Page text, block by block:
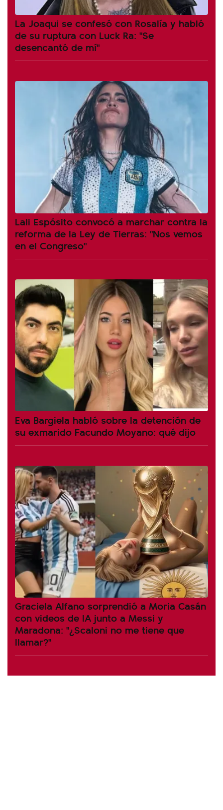
La Joaqui se confesó con Rosalía y habló
de su ruptura con Luck Ra: "Se
desencantó de mí"
Lali Espósito convocó a marchar contra la
reforma de la Ley de Tierras: "Nos vemos
en el Congreso"
Eva Bargiela habló sobre la detención de
su exmarido Facundo Moyano: qué dijo
Graciela Alfano sorprendió a Moria Casán
con videos de IA junto a Messi y
Maradona: "¿Scaloni no me tiene que
llamar?"